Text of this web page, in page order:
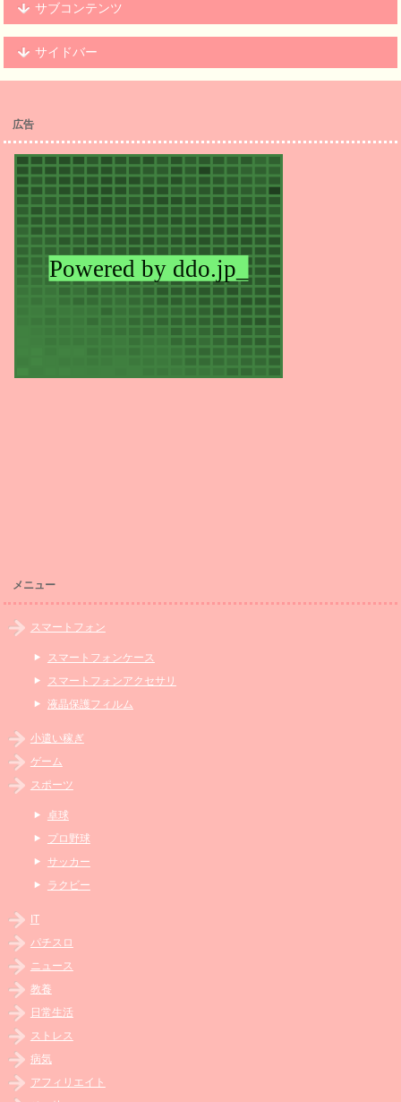
サブコンテンツ
サイドバー
広告
メニュー
スマートフォン
スマートフォンケース
スマートフォンアクセサリ
液晶保護フィルム
小遣い稼ぎ
ゲーム
スポーツ
卓球
プロ野球
サッカー
ラクビー
IT
パチスロ
ニュース
教養
日常生活
ストレス
病気
アフィリエイト